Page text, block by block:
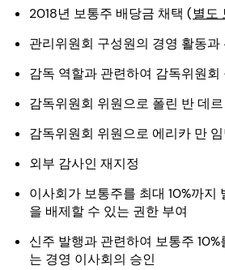
2018년 보통주 배당금 채택 (별도
관리위원회 구성원의 경영 활동과
감독 역할과 관련하여 감독위원회
감독위원회 위원으로 폴린 반 데
감독위원회 위원으로 에리카 만 임
외부 감사인 재지정
이사회가 보통주를 최대 10%까지
을 배제할 수 있는 권한 부여
신주 발행과 관련하여 보통주
는 경영 이사회의 승인